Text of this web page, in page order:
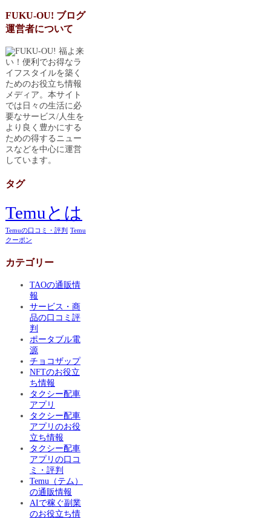
FUKU-OU! ブログ
運営者について
福よ来
い！便利でお得なラ
イフスタイルを築く
ためのお役立ち情報
メディア。本サイト
では日々の生活に必
要なサービス/人生を
より良く豊かにする
ための得するニュー
スなどを中心に運営
しています。
タグ
Temuとは
Temuの口コミ・評判 Temu
クーポン
カテゴリー
TAOの通販情
報
サービス・商
品の口コミ評
判
ポータブル電
源
チョコザップ
NFTのお役立
ち情報
タクシー配車
アプリ
タクシー配車
アプリのお役
立ち情報
タクシー配車
アプリの口コ
ミ・評判
Temu（テム）
の通販情報
AIで稼ぐ副業
のお役立ち情